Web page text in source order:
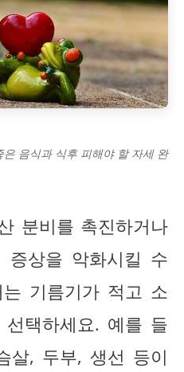
음식과 식후 피해야 할 자세 완
분비를 촉진하거나
증상을 악화시킬 수
기름기가 적고 소
택하세요. 예를 들
살, 두부, 생선 등이